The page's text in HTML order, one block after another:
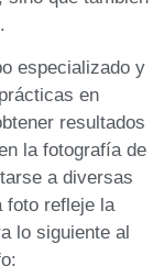
especializado y
en
resultados
la ⁣fotografía de
a diversas
foto refleje la
lo siguiente al